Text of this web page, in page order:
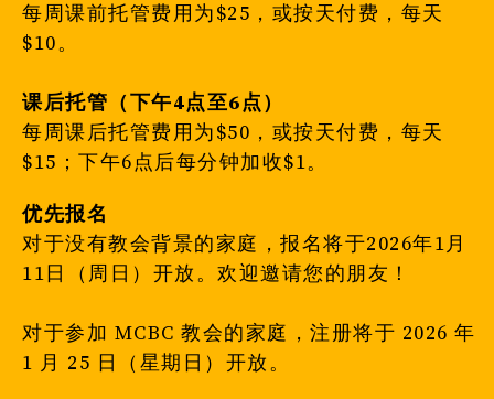
每周课前托管费用为$25，或按天付费，每天
$10。
课后托管（下午4点至6点）
每周课后托管费用为$50，或按天付费，每天
$15；下午6点后每分钟加收$1。
优先报名
对于没有教会背景的家庭，报名将于2026年1月
11日（周日）开放。欢迎邀请您的朋友！
对于参加 MCBC 教会的家庭，注册将于 2026 年
1 月 25 日（星期日）开放。